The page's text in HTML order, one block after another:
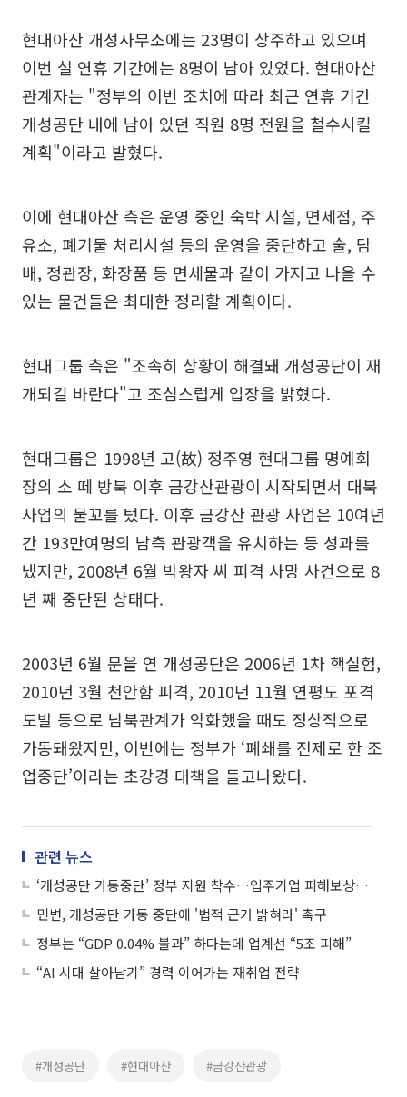
현대아산 개성사무소에는 23명이 상주하고 있으며
이번 설 연휴 기간에는 8명이 남아 있었다. 현대아산
관계자는 "정부의 이번 조치에 따라 최근 연휴 기간
개성공단 내에 남아 있던 직원 8명 전원을 철수시킬
계획"이라고 발혔다.
이에 현대아산 측은 운영 중인 숙박 시설, 면세점, 주
유소, 폐기물 처리시설 등의 운영을 중단하고 술, 담
배, 정관장, 화장품 등 면세물과 같이 가지고 나올 수
있는 물건들은 최대한 정리할 계획이다.
현대그룹 측은 "조속히 상황이 해결돼 개성공단이 재
개되길 바란다"고 조심스럽게 입장을 밝혔다.
현대그룹은 1998년 고(故) 정주영 현대그룹 명예회
장의 소 떼 방북 이후 금강산관광이 시작되면서 대북
사업의 물꼬를 텄다. 이후 금강산 관광 사업은 10여년
간 193만여명의 남측 관광객을 유치하는 등 성과를
냈지만, 2008년 6월 박왕자 씨 피격 사망 사건으로 8
년 째 중단된 상태다.
2003년 6월 문을 연 개성공단은 2006년 1차 핵실험,
2010년 3월 천안함 피격, 2010년 11월 연평도 포격
도발 등으로 남북관계가 악화했을 때도 정상적으로
가동돼왔지만, 이번에는 정부가 ‘폐쇄를 전제로 한 조
업중단’이라는 초강경 대책을 들고나왔다.
관련 뉴스
‘개성공단 가동중단’ 정부 지원 착수…입주기업 피해보상ㆍ경영 정상화 초점
민변, 개성공단 가동 중단에 '법적 근거 밝혀라' 촉구
정부는 “GDP 0.04% 불과” 하다는데 업계선 “5조 피해”
“AI 시대 살아남기” 경력 이어가는 재취업 전략
#개성공단 #현대아산 #금강산관광